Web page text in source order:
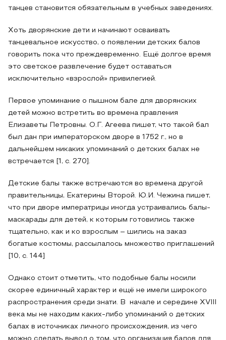
танцев становится обязательным в учебных заведениях.
Хоть дворянские дети и начинают осваивать
танцевальное искусство, о появлении детских балов
говорить пока что преждевременно. Ещё долгое время
это светское развлечение будет оставаться
исключительно «взрослой» привилегией.
Первое упоминание о пышном бале для дворянских
детей можно встретить во времена правления
Елизаветы Петровны. О.Г. Агеева пишет, что такой бал
был дан при императорском дворе в 1752 г., но в
дальнейшем никаких упоминаний о детских балах не
встречается [1, с. 270].
Детские балы также встречаются во времена другой
правительницы, Екатерины Второй. Ю.И. Чежина пишет,
что при дворе императрицы иногда устраивались балы-
маскарады для детей, к которым готовились также
тщательно, как и ко взрослым – шились на заказ
богатые костюмы, рассылалось множество приглашений
[10, с. 144]
Однако стоит отметить, что подобные балы носили
скорее единичный характер и ещё не имели широкого
распространения среди знати. В начале и середине XVIII
века мы не находим каких-либо упоминаний о детских
балах в источниках личного происхождения, из чего